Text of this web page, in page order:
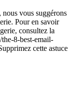
vous suggérons
Pour en savoir
consultez la
8-best-email-
cette astuce